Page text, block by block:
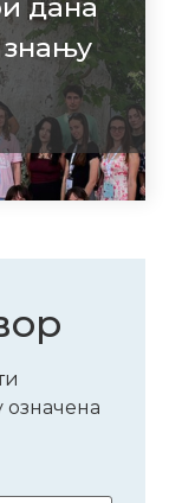
дана